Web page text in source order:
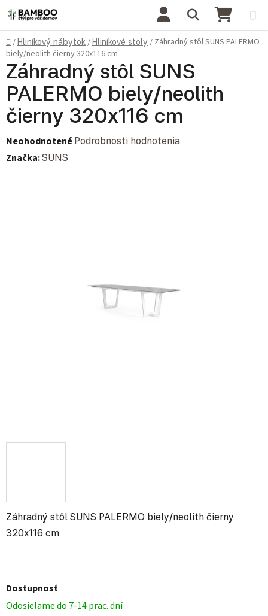
Prejsť na obsah Hľadať
Domov
/Hliníkový nábytok /Hliníkové stoly / Záhradný stôl SUNS PALERMO
biely/neolith čierny 320x116 cm
Záhradný stôl SUNS PALERMO biely/neolith čierny
320x116 cm
Dostupnosť
Odosielame do 7-14 prac. dní
Záhradný stôl SUNS
PALERMO biely/neolith
čierny 320x116 cm
Priemerné hodnotenie produktu je 0,0 z 5 hviezdičiek.
Neohodnotené Podrobnosti hodnotenia
Značka:SUNS